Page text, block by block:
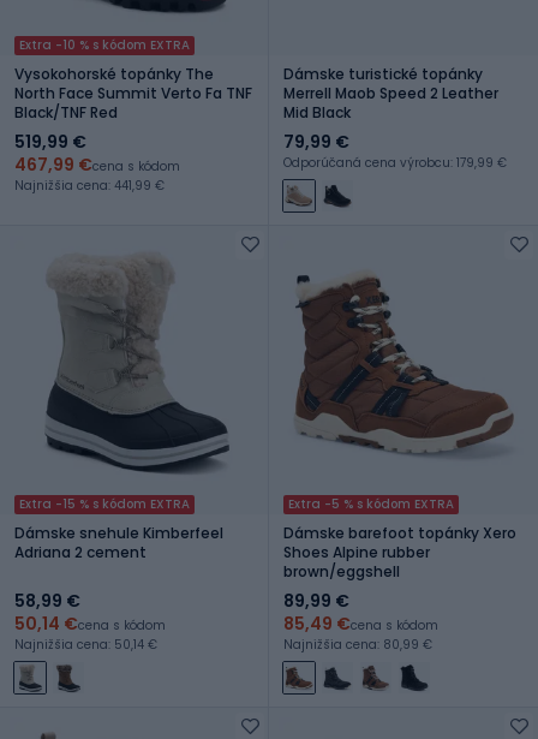
Extra -10 % s kódom EXTRA
Vysokohorské topánky The
North Face Summit Verto Fa TNF
Black/TNF Red
519,99 €
467,99 €cena s kódom
Najnižšia cena: 441,99 €
Dámske turistické topánky
Merrell Maob Speed 2 Leather
Mid Black
79,99 €
Odporúčaná cena výrobcu: 179,99 €
Extra -15 % s kódom EXTRA
Dámske snehule Kimberfeel
Adriana 2 cement
58,99 €
50,14 €cena s kódom
Najnižšia cena: 50,14 €
Extra -5 % s kódom EXTRA
Dámske barefoot topánky Xero
Shoes Alpine rubber
brown/eggshell
89,99 €
85,49 €cena s kódom
Najnižšia cena: 80,99 €